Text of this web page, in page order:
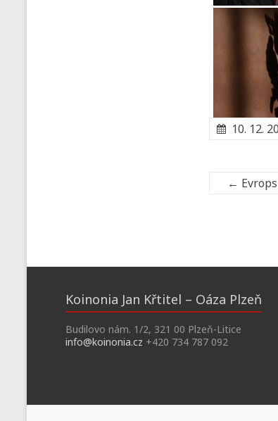
10. 12.
←
Koinonia Jan Křtitel – Oáza Plzeň
Budilovo nám. 1/2, 321 00 Plzeň-Litice
info@koinonia.cz +420 734 787 092